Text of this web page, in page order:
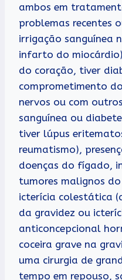
ambos em
problemas recentes
irrigação sanguínea
infarto do
do coração, tiver
comprometimento
nervos ou com
sanguínea ou
tiver lúpus
reumatismo),
doenças do fígado,
tumores malignos
icterícia colestática
da gravidez ou
anticoncepcional
coceira grave na
uma cirurgia de
tempo em repouso,